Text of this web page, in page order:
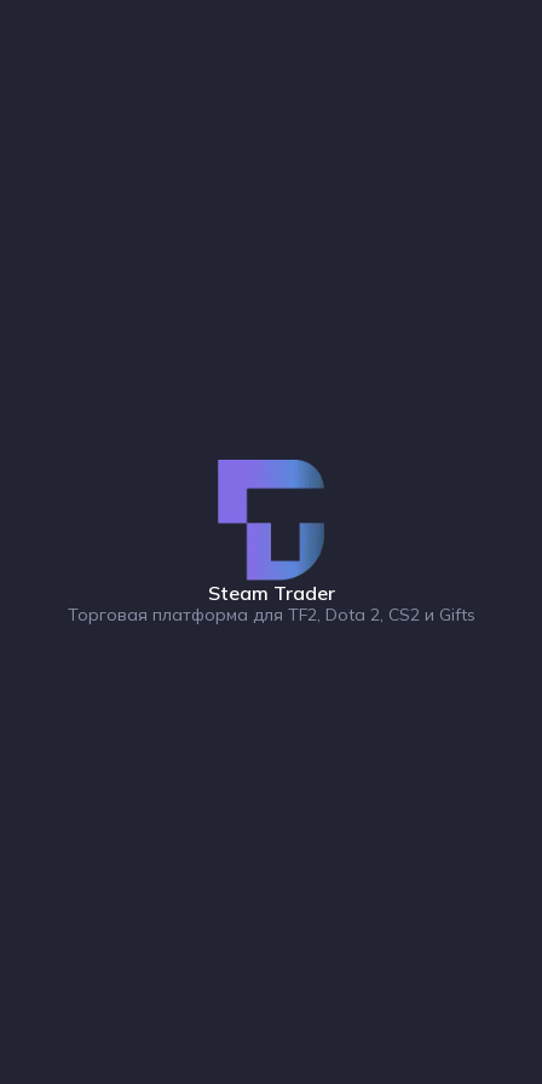
Steam Trader
Торговая платформа для TF2, Dota 2, CS2 и Gifts